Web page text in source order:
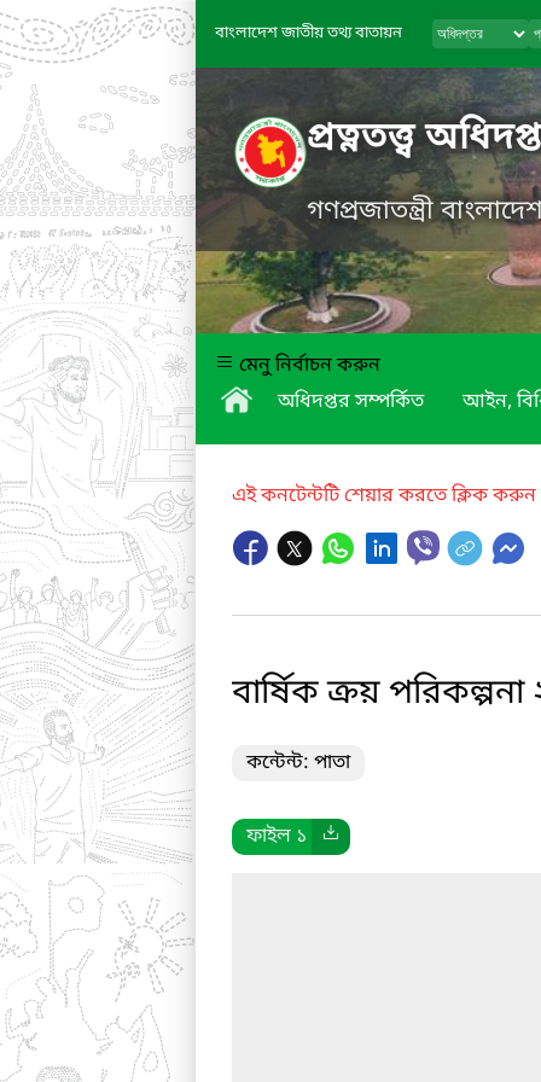
বাংলাদেশ জাতীয় তথ্য বাতায়ন
প্রত্নতত্ত্ব
গণপ্রজাতন্ত্রী
মেনু নির্বাচন করুন
অধিদপ্তর সম্পর্কিত
আইন,
এই কনটেন্টটি শেয়ার করতে ক্লিক করুন
বার্ষিক ক্রয়
কন্টেন্ট: পাতা
ফাইল ১